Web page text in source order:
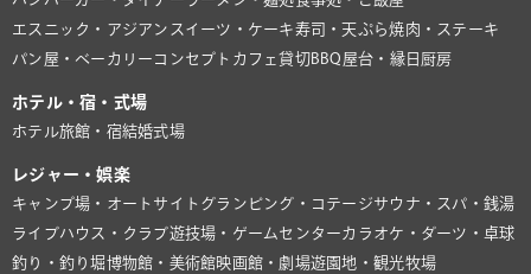
エスニック・アジアン スイーツ・ケーキ寿司・天ぷら焼肉・ステーキ
パン屋・ベーカリー コンセプトカフェ貸切BBQ 屋台・縁日 厨房
ホテル・宿・式場
ホテル旅館・宿結婚式場
レジャー・娯楽
キャンプ場・オートサイト グランピング・コテージサウナ・スパ・銭湯
ライブハウス・クラブ遊技場・ゲームセンターカラオケ・ダーツ・卓球
釣り・釣り堀博物館・美術館映画館・劇場遊園地・観光牧場